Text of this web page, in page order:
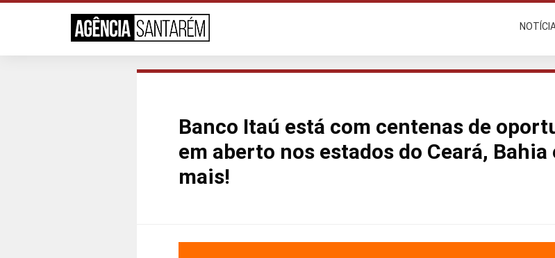
Banco Itaú está com centenas de
em aberto nos estados do Ceará, Bahia
mais!